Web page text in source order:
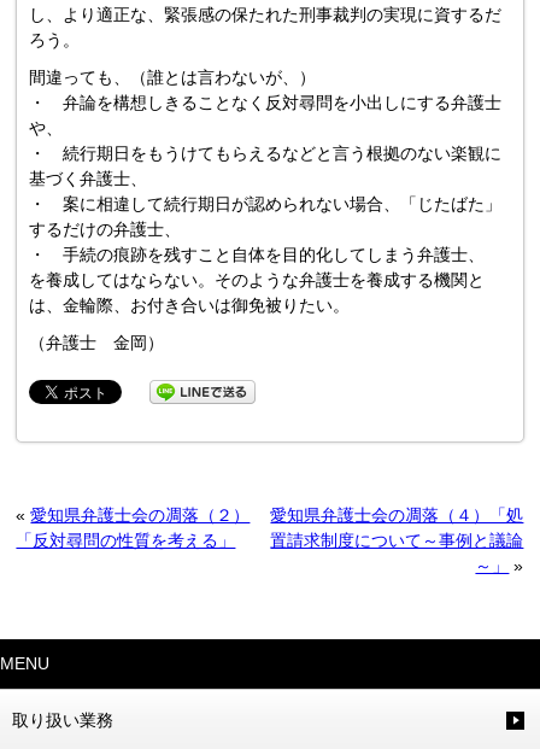
し、より適正な、緊張感の保たれた刑事裁判の実現に資するだ
ろう。
間違っても、（誰とは言わないが、）
・ 弁論を構想しきることなく反対尋問を小出しにする弁護士
や、
・ 続行期日をもうけてもらえるなどと言う根拠のない楽観に
基づく弁護士、
・ 案に相違して続行期日が認められない場合、「じたばた」
するだけの弁護士、
・ 手続の痕跡を残すこと自体を目的化してしまう弁護士、
を養成してはならない。そのような弁護士を養成する機関と
は、金輪際、お付き合いは御免被りたい。
（弁護士 金岡）
«愛知県弁護士会の凋落（２）
「反対尋問の性質を考える」
愛知県弁護士会の凋落（４）「処
置請求制度について～事例と議論
～」
»
MENU
取り扱い業務